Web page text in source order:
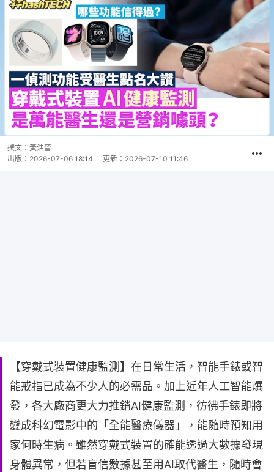
撰文： 黃浩晉
出版： 2026-07-06 18:14 更新： 2026-07-10 11:46
【穿戴式裝置健康監測】在日常生活，智能手錶或智
能戒指已成為不少人的必需品。加上近年人工智能爆
發，各大廠商更大力推銷AI健康監測，彷彿手錶即將
變成科幻電影中的「全能醫療儀器」，能隨時預知用
家何時生病。雖然穿戴式裝置的確能透過大數據發現
身體異常，但若盲信數據甚至用AI取代醫生，隨時會